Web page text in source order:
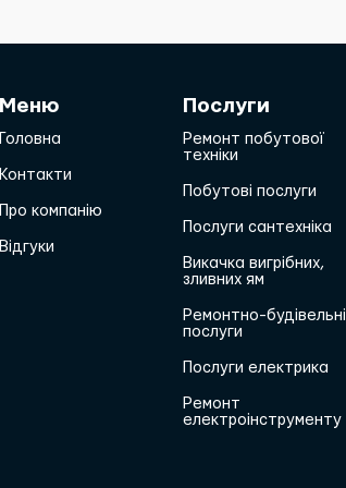
Меню
Головна
Контакти
Про компанію
Відгуки
Послуги
Ремонт побутової
техніки
Побутові послуги
Послуги сантехніка
Викачка вигрібних,
зливних ям
Ремонтно-будівельні
послуги
Послуги електрика
Ремонт
електроінструменту